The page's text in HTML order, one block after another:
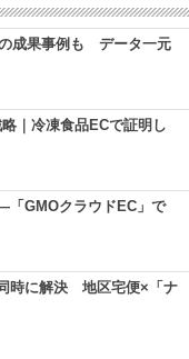
成果事例も データ一元
｜冷凍食品ECで証明し
GMOクラウドEC」で
時に解決 地区宅便×「ナ